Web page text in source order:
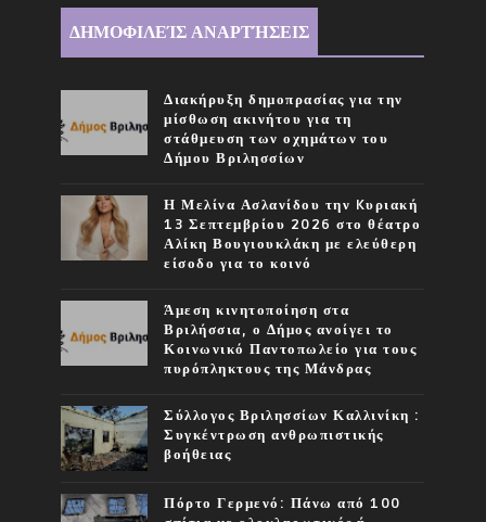
ΔΗΜΟΦΙΛΕΊΣ ΑΝΑΡΤΉΣΕΙΣ
Διακήρυξη δημοπρασίας για την
μίσθωση ακινήτου για τη
στάθμευση των οχημάτων του
Δήμου Βριλησσίων
Η Μελίνα Ασλανίδου την Kυριακή
13 Σεπτεμβρίου 2026 στο θέατρο
Αλίκη Βουγιουκλάκη με ελεύθερη
είσοδο για το κοινό
Άμεση κινητοποίηση στα
Βριλήσσια, ο Δήμος ανοίγει το
Κοινωνικό Παντοπωλείο για τους
πυρόπληκτους της Μάνδρας
Σύλλογος Βριλησσίων Καλλινίκη :
Συγκέντρωση ανθρωπιστικής
βοήθειας
Πόρτο Γερμενό: Πάνω από 100